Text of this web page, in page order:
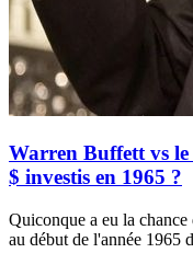
Warren Buffett vs
$ investis en 1965 ?
Quiconque a eu la
au début de l'année 1965